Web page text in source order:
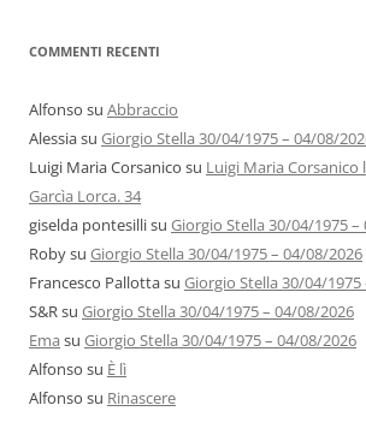
COMMENTI RECENTI
Alfonso su Abbraccio
Alessiasu Giorgio Stella 30/04/1975 – 04/08/
Luigi Maria Corsanico su Luigi Maria Corsanico
Garcìa Lorca. 34
giselda pontesillisu Giorgio Stella 30/04/1975 –
Robysu Giorgio Stella 30/04/1975 – 04/08/2026
Francesco Pallottasu Giorgio Stella 30/04/
S&Rsu Giorgio Stella 30/04/1975 – 04/08/2026
Ema su Giorgio Stella 30/04/1975 – 04/08/2026
Alfonso su È lì
Alfonso su Rinascere